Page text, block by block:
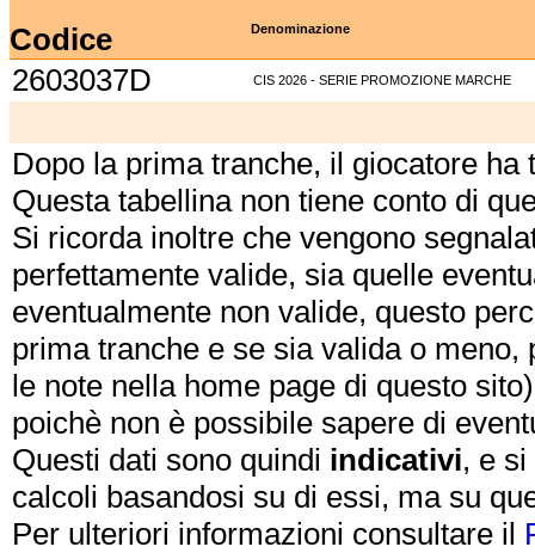
Codice Denominazione
2603037D CIS 2026 - SERIE PROMOZIONE MARCHE
Dopo la prima tranche, il giocatore
Questa tabellina non tiene conto di
Si ricorda inoltre che vengono
perfettamente valide, sia quelle
eventualmente non valide, questo
prima tranche e se sia valida o
le note nella home page di questo
poichè non è possibile sapere di
Questi dati sono quindi indicativi, e
calcoli basandosi su di essi, ma su
Per ulteriori informazioni consultare il